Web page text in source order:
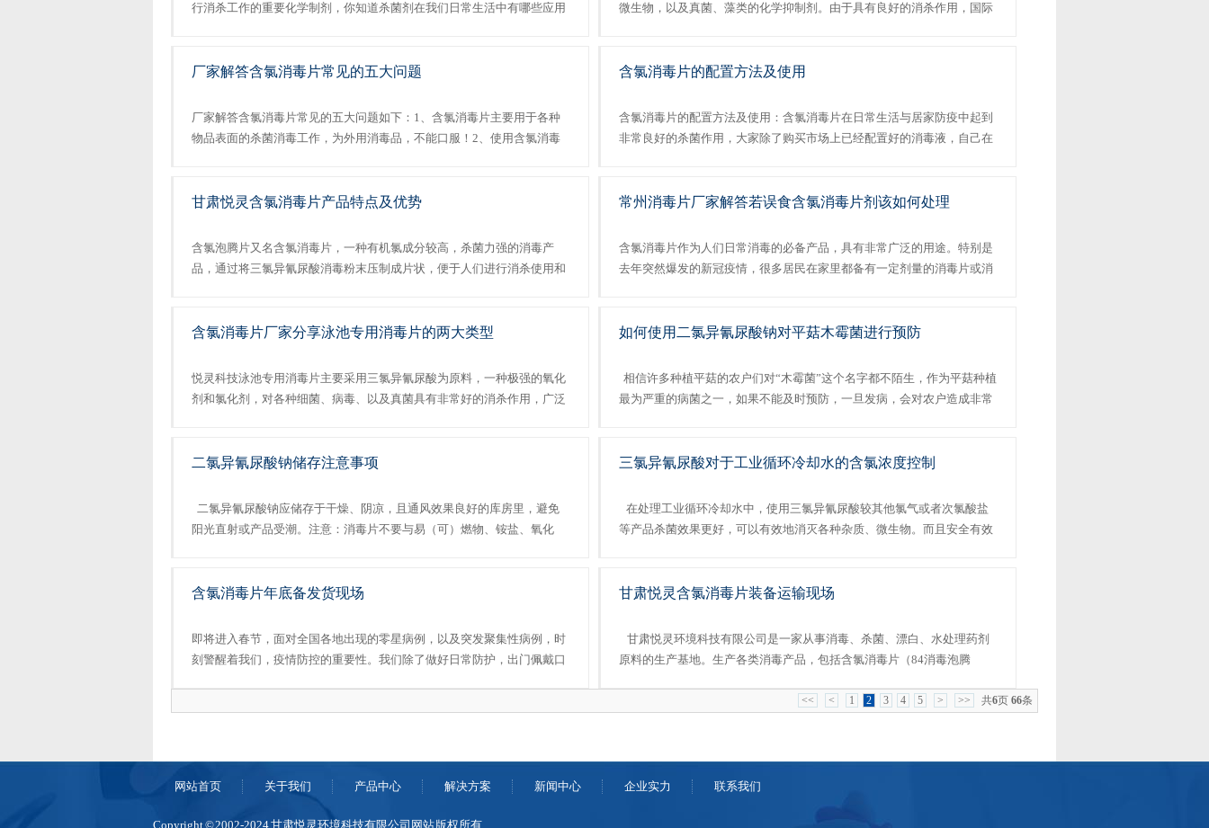
行消杀工作的重要化学制剂，你知道杀菌剂​在我们日常生活中有哪些应用
微生物，以及真菌、藻类的化学抑制剂。由于具有良好的消杀作用，国际
厂家解答含氯消毒片常见的五大问题
厂家解答含氯消毒片常见的五大问题如下：1、含氯消毒片主要用于各种
物品表面的杀菌消毒工作，为外用消毒品，不能口服！2、使用含氯消毒
含氯消毒片的配置方法及使用
含氯消毒片的配置方法及使用：含氯消毒片在日常生活与居家防疫中起到
非常良好的杀菌作用，大家除了购买市场上已经配置好的消毒液，自己在
甘肃悦灵含氯消毒片产品特点及优势
含氯泡腾片又名含氯消毒片，一种有机氯成分较高，杀菌力强的消毒产
品，通过将三氯异氰尿酸消毒粉末压制成片状，便于人们进行消杀使用和
常州消毒片厂家解答若误食含氯消毒片剂该如何处理
含氯消毒片作为人们日常消毒的必备产品，具有非常广泛的用途。特别是
去年突然爆发的新冠疫情，很多居民在家里都备有一定剂量的消毒片或消
含氯消毒片厂家分享泳池专用消毒片的两大类型
悦灵科技泳池专用消毒片主要采用三氯异氰尿酸​为原料，一种极强的氧化
剂和氯化剂，对各种细菌、病毒、以及真菌具有非常好的消杀作用，广泛
如何使用二氯异氰尿酸钠对平菇木霉菌进行预防
相信许多种植平菇的农户们对“木霉菌”这个名字都不陌生，作为平菇种植
最为严重的病菌之一，如果不能及时预防，一旦发病，会对农户造成非常
二氯异氰尿酸钠储存注意事项
二氯异氰尿酸钠应储存于干燥、阴凉，且通风效果良好的库房里，避免
阳光直射或产品受潮。注意：消毒片不要与易（可）燃物、铵盐、氧化
三氯异氰尿酸对于工业循环冷却水的含氯浓度控制
在处理工业循环冷却水中，使用三氯异氰尿酸较其他氯气或者次氯酸盐
等产品杀菌效果更好，可以有效地消灭各种杂质、微生物。而且安全有效
含氯消毒片年底备发货现场
即将进入春节，面对全国各地出现的零星病例，以及突发聚集性病例，时
刻警醒着我们，疫情防控的重要性。我们除了做好日常防护，出门佩戴口
甘肃悦灵含氯消毒片装备运输现场
甘肃悦灵环境科技有限公司是一家从事消毒、杀菌、漂白、水处理药剂
原料的生产基地。生产各类消毒产品，包括含氯消毒片（84消毒泡腾
<< < 1 2 3 4 5 > >> 共6页 66条
网站首页 关于我们 产品中心 解决方案 新闻中心 企业实力 联系我们
Copyright © 2002-2024 甘肃悦灵环境科技有限公司网站 版权所有